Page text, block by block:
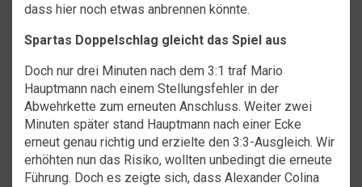
dass hier noch etwas anbrennen könnte.
Spartas Doppelschlag gleicht das Spiel aus
Doch nur drei Minuten nach dem 3:1 traf Mario
Hauptmann nach einem Stellungsfehler in der
Abwehrkette zum erneuten Anschluss. Weiter zwei
Minuten später stand Hauptmann nach einer Ecke
erneut genau richtig und erzielte den 3:3-Ausgleich. Wir
erhöhten nun das Risiko, wollten unbedingt die erneute
Führung. Doch es zeigte sich, dass Alexander Colina